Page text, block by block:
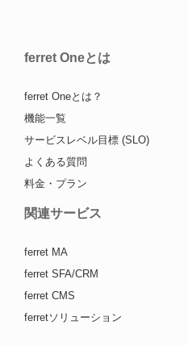
ferret Oneとは
ferret Oneとは？
機能一覧
サービスレベル目標 (SLO)
よくある質問
料金・プラン
関連サービス
ferret MA
ferret SFA/CRM
ferret CMS
ferretソリューション